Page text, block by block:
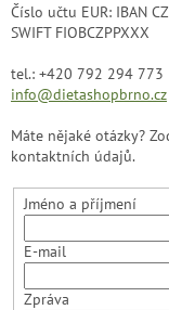
Číslo učtu EUR: IBAN
SWIFT FIOBCZPPXXX
tel.: +420 792 294 773
info@dietashopbrno.cz
Máte nějaké otázky?
kontaktních údajů.
Jméno a příjmení
E-mail
Zpráva